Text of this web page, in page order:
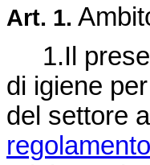
Art. 1.
1.Il
di igiene
del settore